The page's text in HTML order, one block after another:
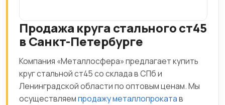
Продажа круга стального ст45
в Санкт-Петербурге
Компания «Металлосфера» предлагает купить
круг стальной ст45 со склада в СПб и
Ленинградской области по оптовым ценам. Мы
осуществляемпродажу металлопрокатав